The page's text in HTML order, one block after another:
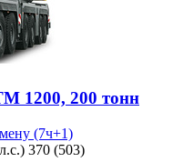
1200, 200 тонн
(7ч+1)
370 (503)